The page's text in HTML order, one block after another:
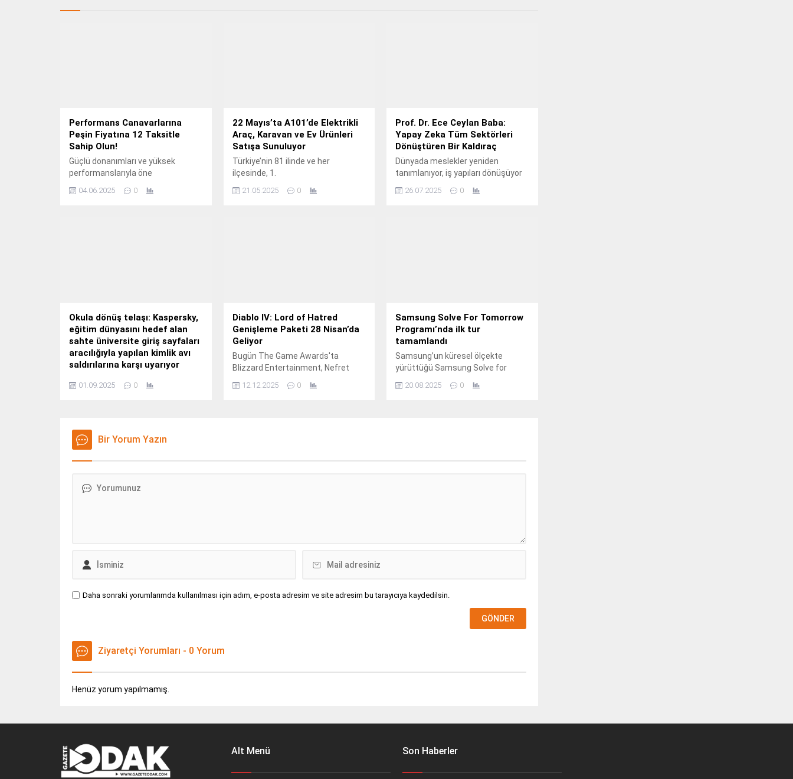
Performans Canavarlarına
Peşin Fiyatına 12 Taksitle
Sahip Olun!
Güçlü donanımları ve yüksek
performanslarıyla öne
çıkan Monster ürünleri, kullanıcılarına
üstün bir deneyim sunuyor.
04.06.2025 0
22 Mayıs’ta A101’de Elektrikli
Araç, Karavan ve Ev Ürünleri
Satışa Sunuluyor
Türkiye’nin 81 ilinde ve her
ilçesinde, 1.
21.05.2025 0
Prof. Dr. Ece Ceylan Baba:
Yapay Zeka Tüm Sektörleri
Dönüştüren Bir Kaldıraç
Dünyada meslekler yeniden
tanımlanıyor, iş yapıları dönüşüyor
ve gelecekte hangi becerilerin öne
çıkacağı bugünden belirginleşiyor.
26.07.2025 0
Okula dönüş telaşı: Kaspersky,
eğitim dünyasını hedef alan
sahte üniversite giriş sayfaları
aracılığıyla yapılan kimlik avı
saldırılarına karşı uyarıyor
birlikte Kaspersky, üniversite
01.09.2025 0
Diablo IV: Lord of Hatred
Genişleme Paketi 28 Nisan’da
Geliyor
Bugün The Game Awards'ta
Blizzard Entertainment, Nefret
ve Mephisto'nun kendisiyle doruk
12.12.2025 0
Samsung Solve For Tomorrow
Programı’nda ilk tur
tamamlandı
Samsung’un küresel ölçekte
yürüttüğü Samsung Solve for
dünyanın dört bir yanından
20.08.2025 0
Bir Yorum Yazın
Daha sonraki yorumlarımda kullanılması için adım, e-posta adresim ve site adresim bu tarayıcıya kaydedilsin.
Ziyaretçi Yorumları - 0 Yorum
Henüz yorum yapılmamış.
Alt Menü Son Haberler